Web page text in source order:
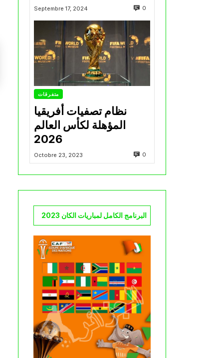
Septembre 17, 2024 0
متفرقات
نظام تصفيات أفريقيا
المؤهلة لكأس العالم
2026
Octobre 23, 2023 0
البرنامج الكامل لمباريات الكان 2023